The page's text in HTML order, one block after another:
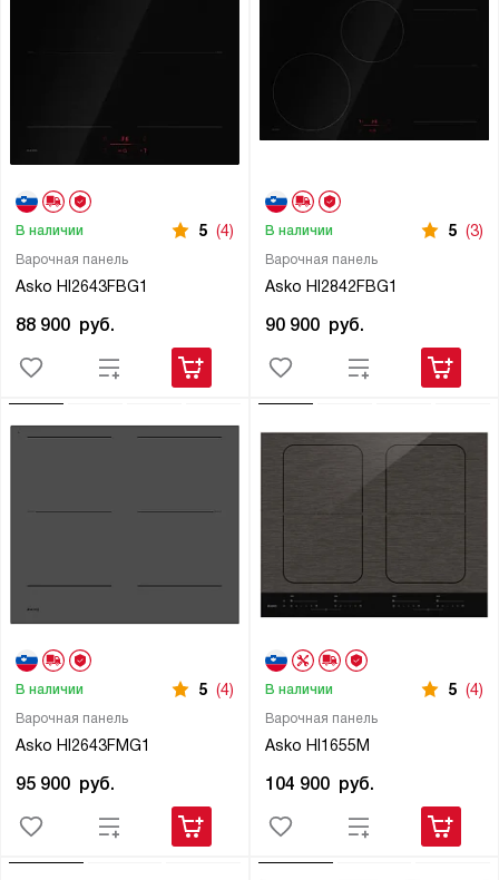
Варочная панель
Asko HI2643FBG1
В наличии 5 (4)
88 900 руб.
Варочная панель
Asko HI2842FBG1
В наличии 5 (3)
90 900 руб.
Варочная панель
Asko HI2643FMG1
В наличии 5 (4)
95 900 руб.
Варочная панель
Asko HI1655M
В наличии 5 (4)
104 900 руб.